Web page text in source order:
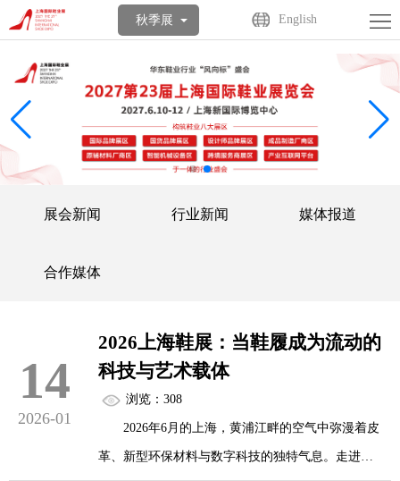
秋季展 English
展
会
商
中
观
展会新闻 行业新闻 媒体报道
合作媒体
14
2026-01
2026上海鞋展：当鞋履成为流动的
科技与艺术载体
浏览：308
2026年6月的上海，黄浦江畔的空气中弥漫着皮
革、新型环保材料与数字科技的独特气息。走进焕